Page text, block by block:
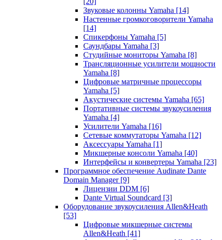
Звуковые колонны Yamaha [14]
Настенные громкоговорители Yamaha
[14]
Спикерфоны Yamaha [5]
Саундбары Yamaha [3]
Студийные мониторы Yamaha [8]
Трансляционные усилители мощности
Yamaha [8]
Цифровые матричные процессоры
Yamaha [5]
Акустические системы Yamaha [65]
Портативные системы звукоусиления
Yamaha [4]
Усилители Yamaha [16]
Сетевые коммутаторы Yamaha [12]
Аксессуары Yamaha [1]
Микшерные консоли Yamaha [40]
Интерфейсы и конвертеры Yamaha [23]
Программное обеспечение Audinate Dante
Domain Manager [9]
Лицензии DDM [6]
Dante Virtual Soundcard [3]
Оборудование звукоусиления Allen&Heath
[53]
Цифровые микшерные системы
Allen&Heath [41]